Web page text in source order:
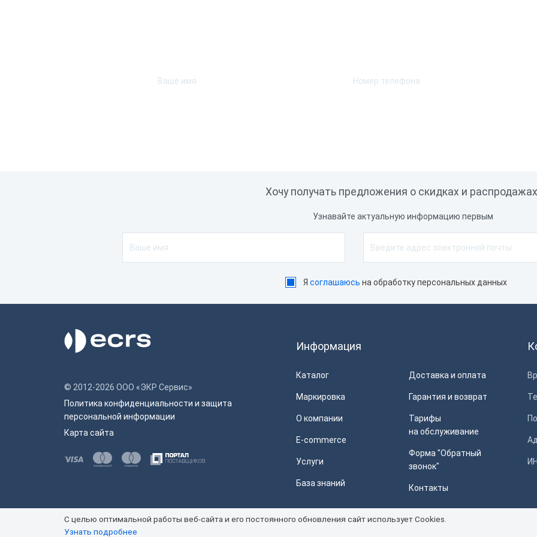
Хочу получать предложения о скидках и
Узнавайте актуальную информацию первым
Я соглашаюсь на обработку персональных данных
© 2012-2026 ООО «ЭКР Сервис»
Политика конфиденциальности и защита
персональной информации
Карта сайта
Информация
Каталог
Маркировка
О компании
E-commerce
Услуги
База знаний
Доставка и оплата
Гарантия и возврат
Тарифы
на обслуживание
Форма "Обратный
звонок"
Контакты
C целью оптимальной работы веб-сайта и его постоянного обновления сайт использует Cookies.
Узнать подробнее